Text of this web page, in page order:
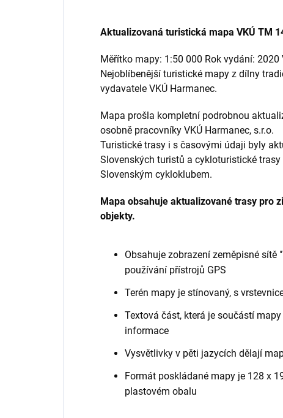
Aktualizovaná turistická mapa VKÚ TM
Měřítko mapy: 1:50 000 Rok vydání:
Nejoblíbenější turistické mapy z dílny
vydavatele VKÚ Harmanec.
Mapa prošla kompletní podrobnou
osobně pracovníky VKÚ Harmanec, s.r.o.
Turistické trasy i s časovými údaji byly
Slovenských turistů a cykloturistické
Slovenským cykloklubem.
Mapa obsahuje aktualizované trasy pro
objekty.
Obsahuje zobrazení zeměpisné sítě
používání přístrojů GPS
Terén mapy je stínovaný, s
Textová část, která je součástí
informace
Vysvětlivky v pěti jazycích dělají
Formát poskládané mapy je 128 x
plastovém obalu